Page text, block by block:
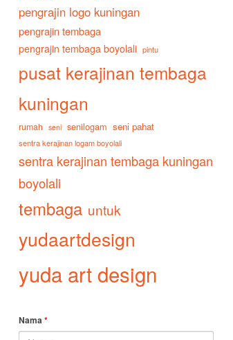
pengrajin logo kuningan
pengrajin tembaga
pengrajin tembaga boyolali pintu
pusat kerajinan tembaga
kuningan
rumah seni senilogam seni pahat
sentra kerajinan logam boyolali
sentra kerajinan tembaga kuningan
boyolali
tembaga untuk
yudaartdesign
yuda art design
Nama*